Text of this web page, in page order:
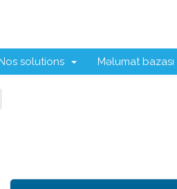
solutions Məlumat bazası